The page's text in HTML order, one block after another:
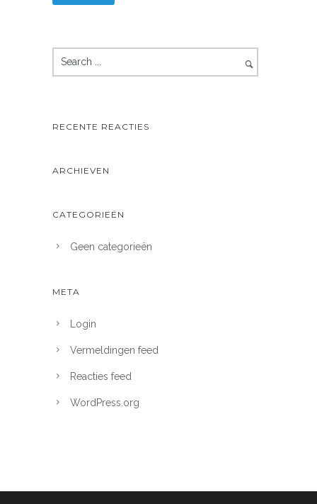
RECENTE REACTIES
ARCHIEVEN
CATEGORIEËN
Geen categorieën
META
Login
Vermeldingen feed
Reacties feed
WordPress.org